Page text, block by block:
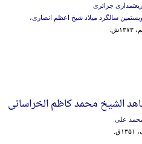
جزائری
سالگرد میلاد شیخ اعظم انصاری،
الشیخ محمد کاظم الخراسانی
محمد علی